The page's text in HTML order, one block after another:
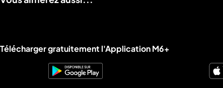
Liens utiles M6+.
Télécharger gratuitement l'Application M6+